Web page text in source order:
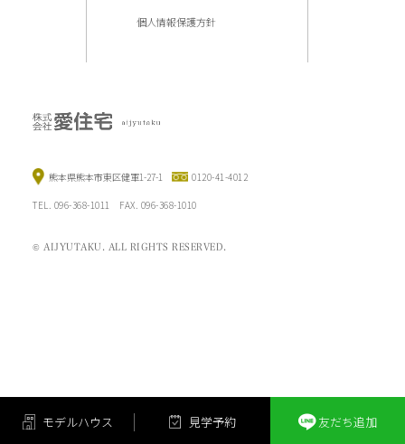
モデルハウス 見学予約 友だち追加
個人情報保護方針
熊本県熊本市東区健軍1-27-1 0120-41-4012
TEL. 096-368-1011 FAX. 096-368-1010
© AIJYUTAKU. ALL RIGHTS RESERVED.